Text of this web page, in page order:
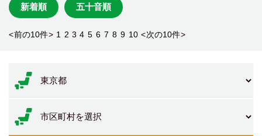
新着順 五十音順
<前の10件> 1 2 3 4 5 6 7 8 9 10 <次の10件>